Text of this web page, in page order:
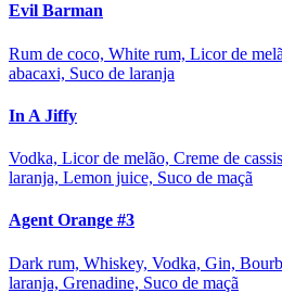
Evil Barman
Rum de coco, White rum, Licor de
abacaxi, Suco de laranja
In A Jiffy
Vodka, Licor de melão, Creme de
laranja, Lemon juice, Suco de maçã
Agent Orange #3
Dark rum, Whiskey, Vodka, Gin,
laranja, Grenadine, Suco de maçã